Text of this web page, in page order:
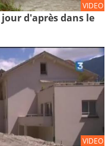
VIDEO
d'après dans le
VIDEO